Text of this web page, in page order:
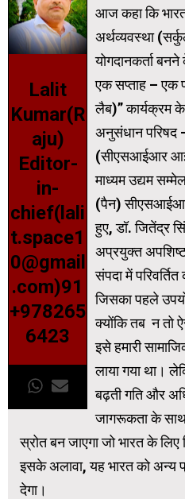
Lalit
Kumar(R
aju)
Editor-
in-
chief(lali
t.space1
0@gmail
.com)91
+978265
6423
आज कहा कि
अर्थव्यवस्था
योगदानकर्ता
एक सप्ताह – एक
लैब)” कार्यक्रम
अनुसंधान परिषद
(सीएसआईआर
माध्यम उद्यम
(पैन)
हुए, डॉ. जितेंद्र
अप्रयुक्त
संपदा में
जिसका पहले
क्योंकि तब न तो
इसे हमारी
लाया गया था।
बढ़ती गति और
जागरूकता के
स्रोत बन जाएगा जो भारत के लिए
इसके अलावा, यह भारत को अन्य
देगा।